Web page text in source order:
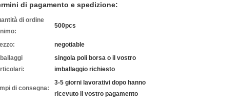
di pagamento e spedizione:
di ordine
500pcs
negotiable
singola poli borsa o il vostro
imballaggio richiesto
di consegna:
3-5 giorni lavorativi dopo hanno
ricevuto il vostro pagamento